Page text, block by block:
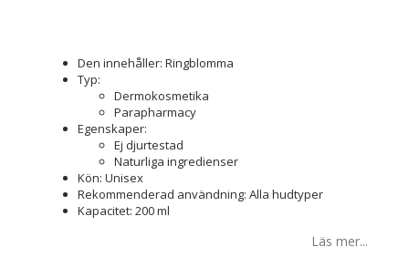
Den innehåller: Ringblomma
Typ:
Dermokosmetika
Parapharmacy
Egenskaper:
Ej djurtestad
Naturliga ingredienser
Kön: Unisex
Rekommenderad användning: Alla hudtyper
Kapacitet: 200 ml
Läs mer...